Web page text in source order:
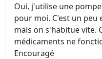
Oui, j'utilise une
pour moi. C'est un peu
mais on s'habitue vite.
médicaments ne
Encouragé